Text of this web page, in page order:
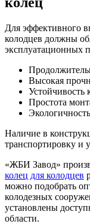
Для эффективного
колодцев должны
эксплуатационных
Высокая
Устойчивость
Простота
Наличие в
транспортировку и
«ЖБИ Завод»
колец для колодцев
можно подобрать
колодезных
установлены
области.